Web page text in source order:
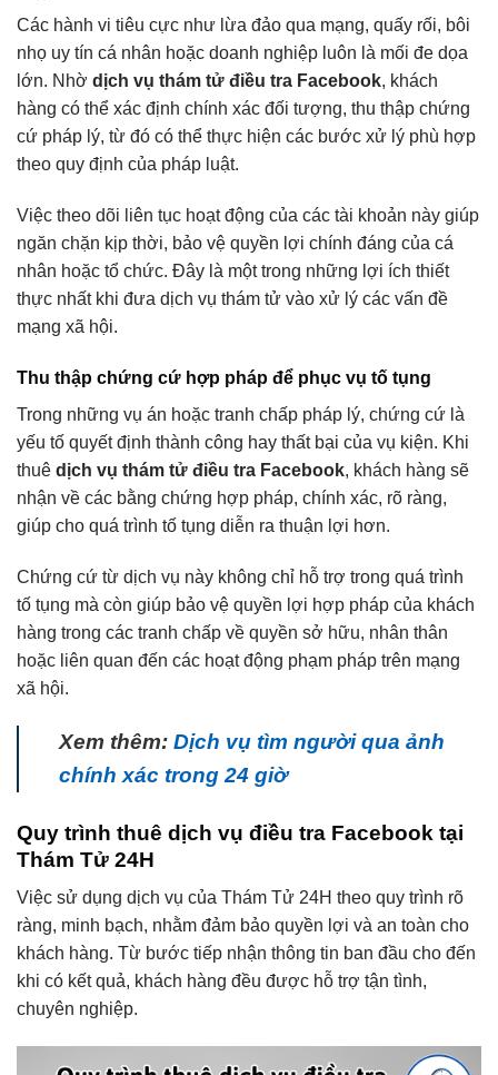
Các hành vi tiêu cực như lừa đảo qua mạng, quấy rối, bôi
nhọ uy tín cá nhân hoặc doanh nghiệp luôn là mối đe dọa
lớn. Nhờ dịch vụ thám tử điều tra Facebook, khách
hàng có thể xác định chính xác đối tượng, thu thập chứng
cứ pháp lý, từ đó có thể thực hiện các bước xử lý phù hợp
theo quy định của pháp luật.
Việc theo dõi liên tục hoạt động của các tài khoản này giúp
ngăn chặn kịp thời, bảo vệ quyền lợi chính đáng của cá
nhân hoặc tổ chức. Đây là một trong những lợi ích thiết
thực nhất khi đưa dịch vụ thám tử vào xử lý các vấn đề
mạng xã hội.
Thu thập chứng cứ hợp pháp để phục vụ tố tụng
Trong những vụ án hoặc tranh chấp pháp lý, chứng cứ là
yếu tố quyết định thành công hay thất bại của vụ kiện. Khi
thuê dịch vụ thám tử điều tra Facebook, khách hàng sẽ
nhận về các bằng chứng hợp pháp, chính xác, rõ ràng,
giúp cho quá trình tố tụng diễn ra thuận lợi hơn.
Chứng cứ từ dịch vụ này không chỉ hỗ trợ trong quá trình
tố tụng mà còn giúp bảo vệ quyền lợi hợp pháp của khách
hàng trong các tranh chấp về quyền sở hữu, nhân thân
hoặc liên quan đến các hoạt động phạm pháp trên mạng
xã hội.
Xem thêm: Dịch vụ tìm người qua ảnh
chính xác trong 24 giờ
Quy trình thuê dịch vụ điều tra Facebook tại
Thám Tử 24H
Việc sử dụng dịch vụ của Thám Tử 24H theo quy trình rõ
ràng, minh bạch, nhằm đảm bảo quyền lợi và an toàn cho
khách hàng. Từ bước tiếp nhận thông tin ban đầu cho đến
khi có kết quả, khách hàng đều được hỗ trợ tận tình,
chuyên nghiệp.